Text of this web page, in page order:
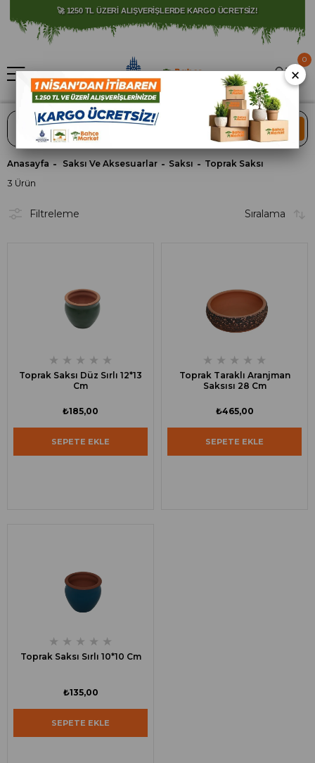
🚀 1250 TL ÜZERİ ALIŞVERİŞLERDE KARGO ÜCRETSİZ!
⚠️ SATIŞLARIMIZ YALNIZCA İSTANBUL İLİ İLE SINIRLIDIR.
ARA
0
Anasayfa Saksı Ve Aksesuarlar Saksı
Toprak Saksı
3 Ürün
Filtreleme Sıralama
★ ★ ★ ★ ★
Toprak Saksı Düz Sırlı 12*13
Cm
₺185,00
SEPETE EKLE
★ ★ ★ ★ ★
Toprak Taraklı Aranjman
Saksısı 28 Cm
₺465,00
SEPETE EKLE
★ ★ ★ ★ ★
Toprak Saksı Sırlı 10*10 Cm
₺135,00
SEPETE EKLE
×